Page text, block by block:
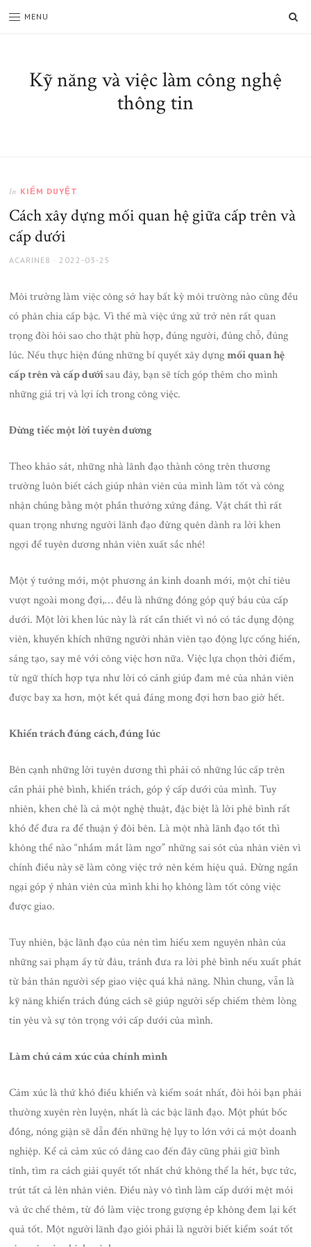
MENU
Kỹ năng và việc làm công nghệ
thông tin
In KIỂM DUYỆT
Cách xây dựng mối quan hệ giữa cấp trên và
cấp dưới
AUTHOR
ACARINE8
POSTED
2022-03-25
Môi trường làm việc công sở hay bất kỳ môi trường nào cũng đều
có phân chia cấp bậc. Vì thế mà việc ứng xử trở nên rất quan
trọng đòi hỏi sao cho thật phù hợp, đúng người, đúng chỗ, đúng
lúc. Nếu thực hiện đúng những bí quyết xây dựngmối quan hệ
cấp trên và cấp dướisau đây, bạn sẽ tích góp thêm cho mình
những giá trị và lợi ích trong công việc.
Đừng tiếc một lời tuyên dương
Theo khảo sát, những nhà lãnh đạo thành công trên thương
trường luôn biết cách giúp nhân viên của mình làm tốt và công
nhận chúng bằng một phần thưởng xứng đáng. Vật chất thì rất
quan trọng nhưng người lãnh đạo đừng quên dành ra lời khen
ngợi để tuyên dương nhân viên xuất sắc nhé!
Một ý tưởng mới, một phương án kinh doanh mới, một chỉ tiêu
vượt ngoài mong đợi,… đều là những đóng góp quý báu của cấp
dưới. Một lời khen lúc này là rất cần thiết vì nó có tác dụng động
viên, khuyến khích những người nhân viên tạo động lực cống hiến,
sáng tạo, say mê với công việc hơn nữa. Việc lựa chọn thời điểm,
từ ngữ thích hợp tựa như lời có cánh giúp đam mê của nhân viên
được bay xa hơn, một kết quả đáng mong đợi hơn bao giờ hết.
Khiển trách đúng cách, đúng lúc
Bên cạnh những lời tuyên dương thì phải có những lúc cấp trên
cần phải phê bình, khiển trách, góp ý cấp dưới của mình. Tuy
nhiên, khen chê là cả một nghệ thuật, đặc biệt là lời phê bình rất
khó để đưa ra để thuận ý đôi bên. Là một nhà lãnh đạo tốt thì
không thể nào “nhắm mắt làm ngơ” những sai sót của nhân viên vì
chính điều này sẽ làm công việc trở nên kém hiệu quả. Đừng ngần
ngại góp ý nhân viên của mình khi họ không làm tốt công việc
được giao.
Tuy nhiên, bậc lãnh đạo của nên tìm hiểu xem nguyên nhân của
những sai phạm ấy từ đâu, tránh đưa ra lời phê bình nếu xuất phát
từ bản thân người sếp giao việc quá khả năng. Nhìn chung, vẫn là
kỹ năng khiển trách đúng cách sẽ giúp người sếp chiếm thêm lòng
tin yêu và sự tôn trọng với cấp dưới của mình.
Làm chủ cảm xúc của chính mình
Cảm xúc là thứ khó điều khiển và kiểm soát nhất, đòi hỏi bạn phải
thường xuyên rèn luyện, nhất là các bậc lãnh đạo. Một phút bốc
đồng, nóng giận sẽ dẫn đến những hệ lụy to lớn với cả một doanh
nghiệp. Kể cả cảm xúc có dâng cao đến đây cũng phải giữ bình
tĩnh, tìm ra cách giải quyết tốt nhất chứ không thể la hét, bực tức,
trút tất cả lên nhân viên. Điều này vô tình làm cấp dưới mệt mỏi
và ức chế thêm, từ đó làm việc trong gượng ép không đem lại kết
quả tốt. Một người lãnh đạo giỏi phải là người biết kiểm soát tốt